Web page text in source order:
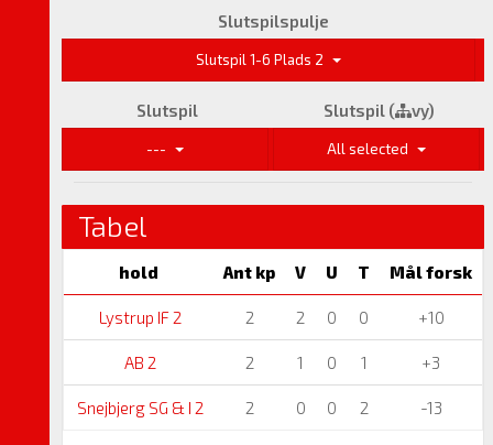
Slutspilspulje
Slutspil 1-6 Plads 2
Slutspil Slutspil ( vy)
--- All selected
Tabel
hold Ant kp V U T Mål forsk
Lystrup IF 2 2 2 0 0 +10
AB 2 2 1 0 1 +3
Snejbjerg SG & I 2 2 0 0 2 -13